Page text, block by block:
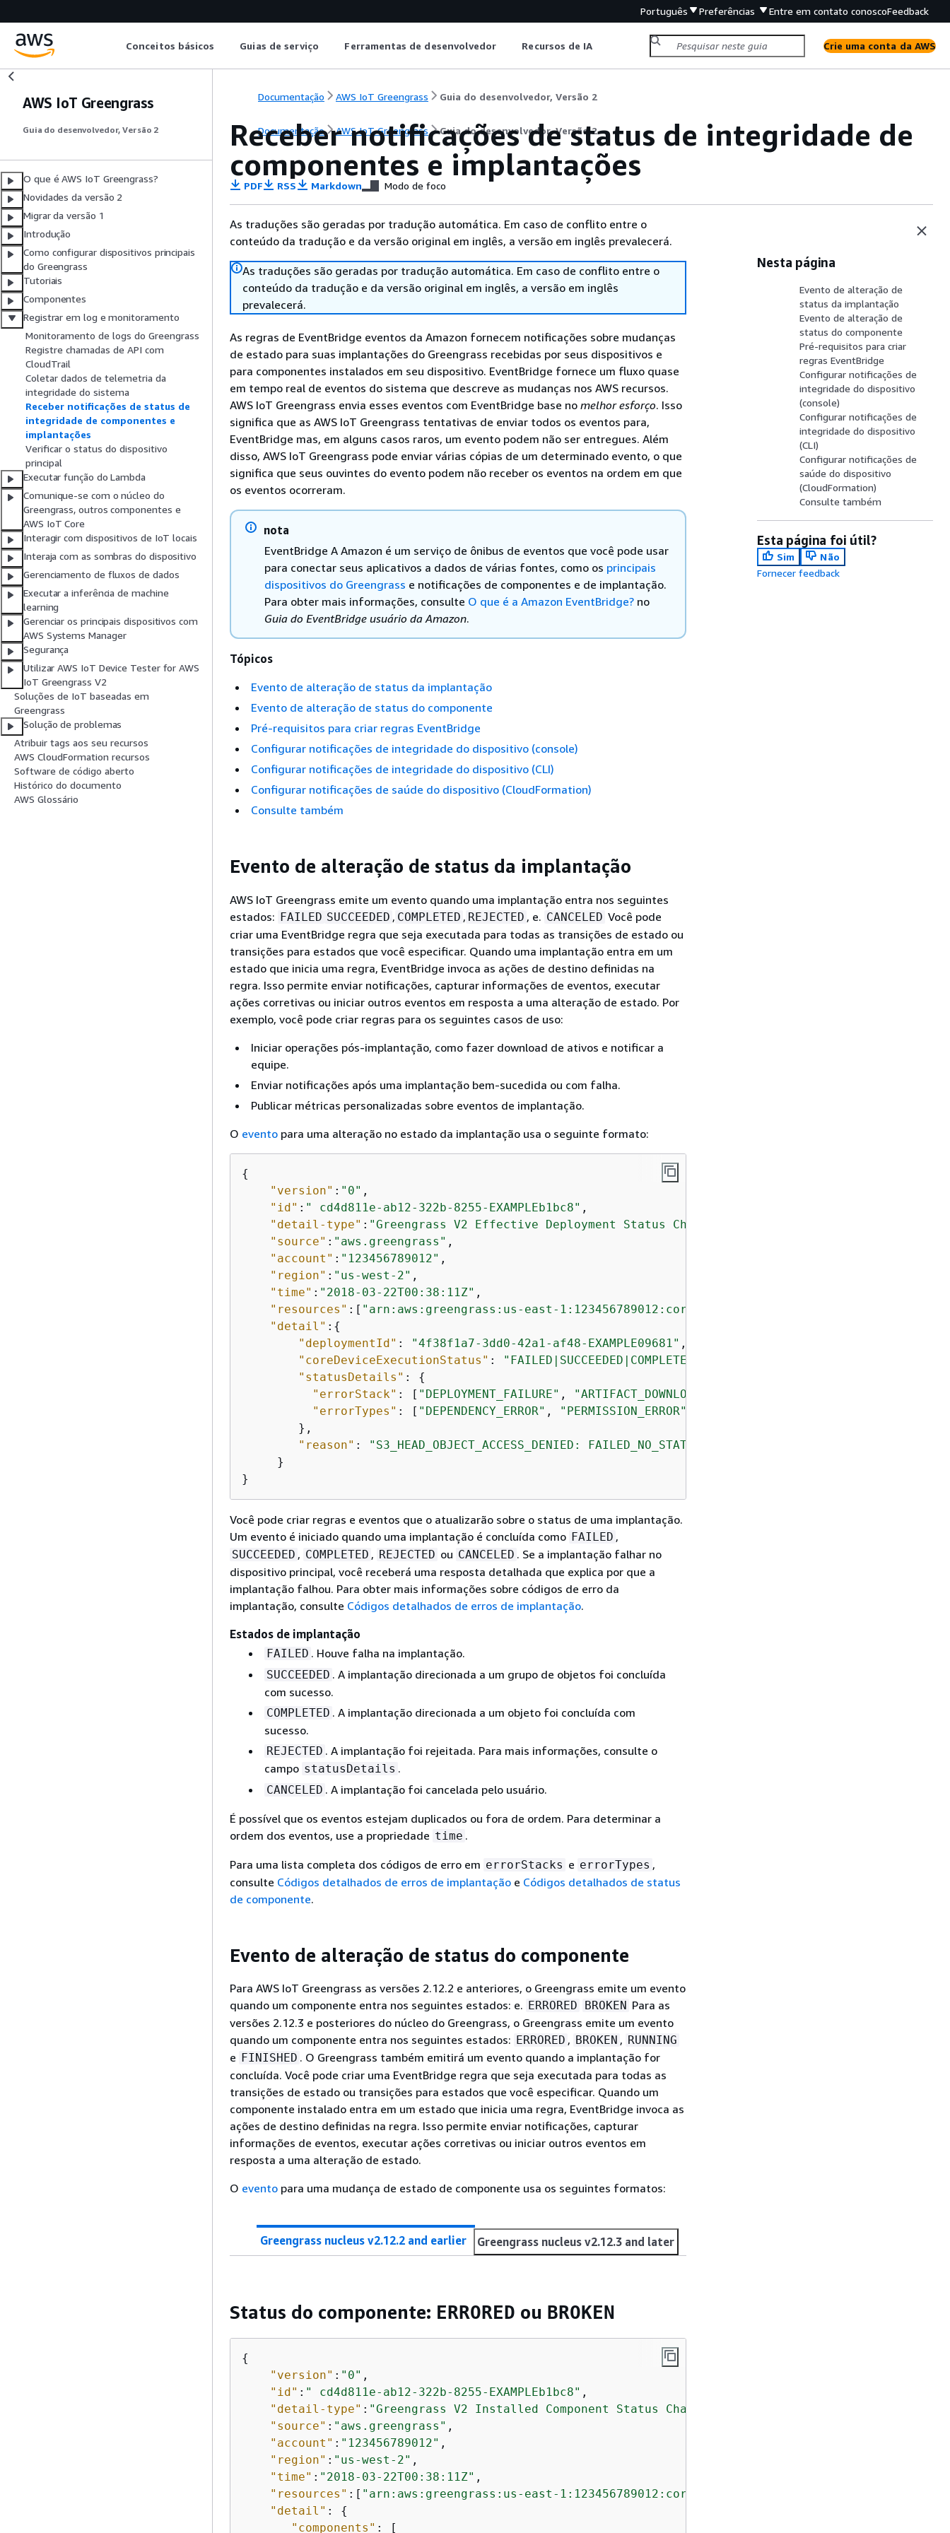
Português Preferências Entre em contato conoscoFeedback
Conceitos básicos Guias de serviço Ferramentas de desenvolvedor Recursos de IA Crie uma conta da AWS
AWS IoT Greengrass
Guia do desenvolvedor, Versão 2
O que é AWS IoT Greengrass?
Novidades da versão 2
Migrar da versão 1
Introdução
Como configurar dispositivos principais
do Greengrass
Tutoriais
Componentes
Registrar em log e monitoramento
Monitoramento de logs do Greengrass
Registre chamadas de API com
CloudTrail
Coletar dados de telemetria da
integridade do sistema
Receber notificações de status de
integridade de componentes e
implantações
Verificar o status do dispositivo
principal
Executar função do Lambda
Comunique-se com o núcleo do
Greengrass, outros componentes e
AWS IoT Core
Interagir com dispositivos de IoT locais
Interaja com as sombras do dispositivo
Gerenciamento de fluxos de dados
Executar a inferência de machine
learning
Gerenciar os principais dispositivos com
AWS Systems Manager
Segurança
Utilizar AWS IoT Device Tester for AWS
IoT Greengrass V2
Soluções de IoT baseadas em
Greengrass
Solução de problemas
Atribuir tags aos seu recursos
AWS CloudFormation recursos
Software de código aberto
Histórico do documento
AWS Glossário
Documentação AWS IoT Greengrass Guia do desenvolvedor, Versão 2
Documentação AWS IoT Greengrass Guia do desenvolvedor, Versão 2
Receber notificações de status de integridade de
componentes e implantações
PDF RSS Markdown Modo de foco
As traduções são geradas por tradução automática. Em caso de conflito entre o
conteúdo da tradução e da versão original em inglês, a versão em inglês prevalecerá.
As traduções são geradas por tradução automática. Em caso de conflito entre o
conteúdo da tradução e da versão original em inglês, a versão em inglês
prevalecerá.
As regras de EventBridge eventos da Amazon fornecem notificações sobre mudanças
de estado para suas implantações do Greengrass recebidas por seus dispositivos e
para componentes instalados em seu dispositivo. EventBridge fornece um fluxo quase
em tempo real de eventos do sistema que descreve as mudanças nos AWS recursos.
AWS IoT Greengrass envia esses eventos com EventBridge base no melhor esforço. Isso
significa que as AWS IoT Greengrass tentativas de enviar todos os eventos para,
EventBridge mas, em alguns casos raros, um evento podem não ser entregues. Além
disso, AWS IoT Greengrass pode enviar várias cópias de um determinado evento, o que
significa que seus ouvintes do evento podem não receber os eventos na ordem em que
os eventos ocorreram.
nota
EventBridge A Amazon é um serviço de ônibus de eventos que você pode usar
para conectar seus aplicativos a dados de várias fontes, como os principais
dispositivos do Greengrass e notificações de componentes e de implantação.
Para obter mais informações, consulte O que é a Amazon EventBridge? no
Guia do EventBridge usuário da Amazon.
Tópicos
Evento de alteração de status da implantação
Evento de alteração de status do componente
Pré-requisitos para criar regras EventBridge
Configurar notificações de integridade do dispositivo (console)
Configurar notificações de integridade do dispositivo (CLI)
Configurar notificações de saúde do dispositivo (CloudFormation)
Consulte também
Evento de alteração de status da implantação
AWS IoT Greengrass emite um evento quando uma implantação entra nos seguintes
estados: FAILED SUCCEEDED , COMPLETED , REJECTED , e. CANCELED Você pode
criar uma EventBridge regra que seja executada para todas as transições de estado ou
transições para estados que você especificar. Quando uma implantação entra em um
estado que inicia uma regra, EventBridge invoca as ações de destino definidas na
regra. Isso permite enviar notificações, capturar informações de eventos, executar
ações corretivas ou iniciar outros eventos em resposta a uma alteração de estado. Por
exemplo, você pode criar regras para os seguintes casos de uso:
Iniciar operações pós-implantação, como fazer download de ativos e notificar a
equipe.
Enviar notificações após uma implantação bem-sucedida ou com falha.
Publicar métricas personalizadas sobre eventos de implantação.
O evento para uma alteração no estado da implantação usa o seguinte formato:
{
"version" : "0" ,
"id" : " cd4d811e-ab12-322b-8255-EXAMPLEb1bc8" ,
"detail-type" : "Greengrass V2 Effective Deployment Status Change"
"source" : "aws.greengrass" ,
"account" : "123456789012" ,
"region" : "us-west-2" ,
"time" : "2018-03-22T00:38:11Z" ,
"resources" :[ "arn:aws:greengrass:us-east-1:123456789012:coreDevices:MyGreengrassCore"
"detail" : {
"deploymentId" : "4f38f1a7-3dd0-42a1-af48-EXAMPLE09681" ,
"coreDeviceExecutionStatus" : "FAILED|SUCCEEDED|COMPLETED|REJECTED|CANCELED"
"statusDetails" : {
"errorStack" : [ "DEPLOYMENT_FAILURE" , "ARTIFACT_DOWNLOAD_ERROR"
"errorTypes" : [ "DEPENDENCY_ERROR" , "PERMISSION_ERROR"
        },
"reason" :
"S3_HEAD_OBJECT_ACCESS_DENIED: FAILED_NO_STATE_CHANGE: Failed to
     }
}
Você pode criar regras e eventos que o atualizarão sobre o status de uma implantação.
Um evento é iniciado quando uma implantação é concluída como FAILED ,
SUCCEEDED , COMPLETED , REJECTED ou CANCELED . Se a implantação falhar no
dispositivo principal, você receberá uma resposta detalhada que explica por que a
implantação falhou. Para obter mais informações sobre códigos de erro da
implantação, consulte Códigos detalhados de erros de implantação.
Estados de implantação
FAILED . Houve falha na implantação.
SUCCEEDED . A implantação direcionada a um grupo de objetos foi concluída
com sucesso.
COMPLETED . A implantação direcionada a um objeto foi concluída com
sucesso.
REJECTED . A implantação foi rejeitada. Para mais informações, consulte o
campo statusDetails .
CANCELED . A implantação foi cancelada pelo usuário.
É possível que os eventos estejam duplicados ou fora de ordem. Para determinar a
ordem dos eventos, use a propriedade time .
Para uma lista completa dos códigos de erro em errorStacks e errorTypes ,
consulte Códigos detalhados de erros de implantação e Códigos detalhados de status
de componente.
Evento de alteração de status do componente
Para AWS IoT Greengrass as versões 2.12.2 e anteriores, o Greengrass emite um evento
quando um componente entra nos seguintes estados: e. ERRORED BROKEN Para as
versões 2.12.3 e posteriores do núcleo do Greengrass, o Greengrass emite um evento
quando um componente entra nos seguintes estados: ERRORED , BROKEN , RUNNING
e FINISHED . O Greengrass também emitirá um evento quando a implantação for
concluída. Você pode criar uma EventBridge regra que seja executada para todas as
transições de estado ou transições para estados que você especificar. Quando um
componente instalado entra em um estado que inicia uma regra, EventBridge invoca as
ações de destino definidas na regra. Isso permite enviar notificações, capturar
informações de eventos, executar ações corretivas ou iniciar outros eventos em
resposta a uma alteração de estado.
O evento para uma mudança de estado de componente usa os seguintes formatos:
Greengrass nucleus v2.12.2 and earlier Greengrass nucleus v2.12.3 and later
Status do componente: ERRORED ou BROKEN
{
"version" : "0" ,
"id" : " cd4d811e-ab12-322b-8255-EXAMPLEb1bc8" ,
"detail-type" : "Greengrass V2 Installed Component Status Change"
"source" : "aws.greengrass" ,
"account" : "123456789012" ,
"region" : "us-west-2" ,
"time" : "2018-03-22T00:38:11Z" ,
"resources" :[ "arn:aws:greengrass:us-east-1:123456789012:coreDevices:MyGreengrassCore"
"detail" : {
"components" : [
Nesta página
Evento de alteração de
status da implantação
Evento de alteração de
status do componente
Pré-requisitos para criar
regras EventBridge
Configurar notificações de
integridade do dispositivo
(console)
Configurar notificações de
integridade do dispositivo
(CLI)
Configurar notificações de
saúde do dispositivo
(CloudFormation)
Consulte também
Esta página foi útil?
Sim
Não
Fornecer feedback